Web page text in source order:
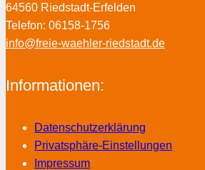
64560 Riedstadt-Erfelden
Telefon: 06158-1756
info@freie-waehler-riedstadt.de
Informationen:
Datenschutzerklärung
Privatsphäre-Einstellungen
Impressum